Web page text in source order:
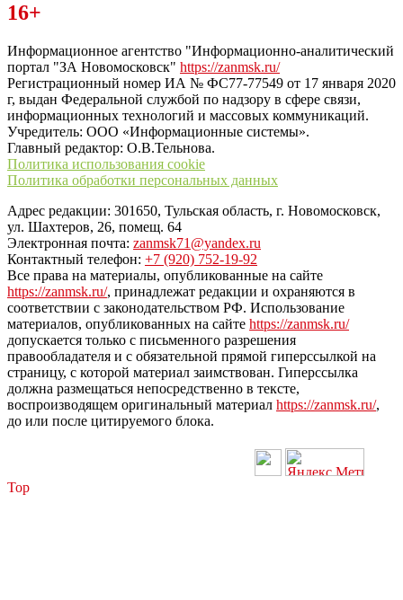
Читайте последние новости дня в Тульской области на сайте
“ЗаНовомосковск”
16+
Информационное агентство "Информационно-аналитический
портал "ЗА Новомосковск" https://zanmsk.ru/
Регистрационный номер ИА № ФС77-77549 от 17 января 2020
г, выдан Федеральной службой по надзору в сфере связи,
информационных технологий и массовых коммуникаций.
Учредитель: ООО «Информационные системы».
Главный редактор: О.В.Тельнова.
Политика использования cookie
Политика обработки персональных данных
Адрес редакции: 301650, Тульская область, г. Новомосковск,
ул. Шахтеров, 26, помещ. 64
Электронная почта: zanmsk71@yandex.ru
Контактный телефон: +7 (920) 752-19-92
Все права на материалы, опубликованные на сайте
https://zanmsk.ru/, принадлежат редакции и охраняются в
соответствии с законодательством РФ. Использование
материалов, опубликованных на сайте https://zanmsk.ru/
допускается только с письменного разрешения
правообладателя и с обязательной прямой гиперссылкой на
страницу, с которой материал заимствован. Гиперссылка
должна размещаться непосредственно в тексте,
воспроизводящем оригинальный материал https://zanmsk.ru/,
до или после цитируемого блока.
Top